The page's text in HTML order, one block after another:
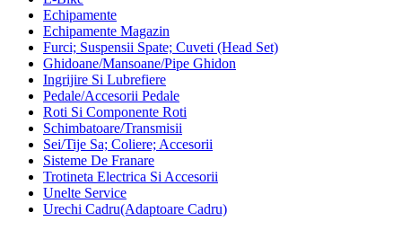
Echipamente
Echipamente Magazin
Furci; Suspensii Spate; Cuveti (Head Set)
Ghidoane/Mansoane/Pipe Ghidon
Ingrijire Si Lubrefiere
Pedale/Accesorii Pedale
Roti Si Componente Roti
Schimbatoare/Transmisii
Sei/Tije Sa; Coliere; Accesorii
Sisteme De Franare
Trotineta Electrica Si Accesorii
Unelte Service
Urechi Cadru(Adaptoare Cadru)